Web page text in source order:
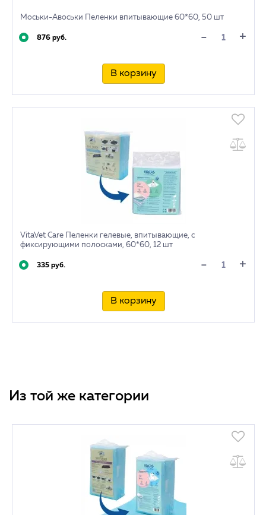
Моськи-Авоськи Пеленки впитывающие 60*60, 50 шт
876 руб. - +
В корзину
VitaVet Care Пеленки гелевые, впитывающие, с
фиксирующими полосками, 60*60, 12 шт
335 руб. - +
В корзину
Из той же категории